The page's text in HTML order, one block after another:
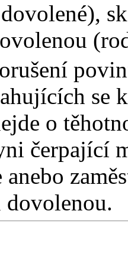
se
o
čerpající
anebo